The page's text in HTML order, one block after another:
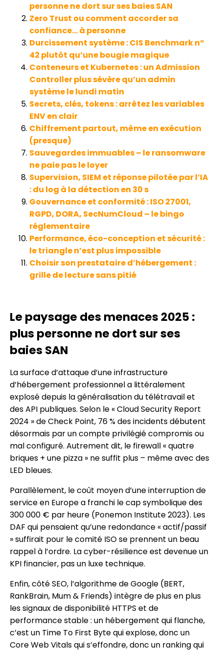
personne ne dort sur ses baies SAN
Zero Trust ou comment accorder sa
confiance… à personne
Durcissement système : CIS Benchmark n°
42 plutôt qu’une bougie magique
Conteneurs et Kubernetes : un Admission
Controller plus sévère qu’un admin
système le lundi matin
Secrets, clés, tokens : arrêtez les variables
ENV en clair
Chiffrement partout, même en exécution
(presque)
Sauvegardes immuables – le ransomware
ne paie pas le loyer
Supervision, SIEM et réponse pilotée par l’IA
: du log à la détection en 30 s
Gouvernance et conformité : ISO 27001,
RGPD, DORA, SecNumCloud – le bingo
réglementaire
Performance, éco-conception et sécurité :
le triangle n’est plus impossible
Choisir son prestataire d’hébergement :
grille de lecture sans pitié
Le paysage des menaces 2025 :
plus personne ne dort sur ses
baies SAN
La surface d’attaque d’une infrastructure
d’hébergement professionnel a littéralement
explosé depuis la généralisation du télétravail et
des API publiques. Selon le « Cloud Security Report
2024 » de Check Point, 76 % des incidents débutent
désormais par un compte privilégié compromis ou
mal configuré. Autrement dit, le firewall « quatre
briques + une pizza » ne suffit plus – même avec des
LED bleues.
Parallèlement, le coût moyen d’une interruption de
service en Europe a franchi le cap symbolique des
300 000 € par heure (Ponemon Institute 2023). Les
DAF qui pensaient qu’une redondance « actif/passif
» suffirait pour le comité ISO se prennent un beau
rappel à l’ordre. La cyber-résilience est devenue un
KPI financier, pas un luxe technique.
Enfin, côté SEO, l’algorithme de Google (BERT,
RankBrain, Mum & Friends) intègre de plus en plus
les signaux de disponibilité HTTPS et de
performance stable : un hébergement qui flanche,
c’est un Time To First Byte qui explose, donc un
Core Web Vitals qui s’effondre, donc un ranking qui